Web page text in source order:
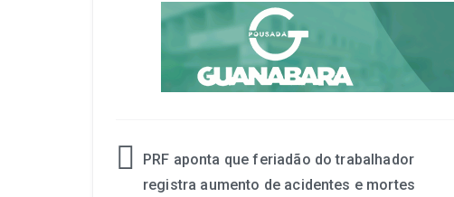
PRF aponta que feriadão do trabalhador
registra aumento de acidentes e mortes